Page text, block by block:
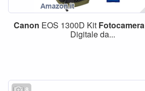
Canon EOS 1300D Kit Fotocamera
Digitale da...